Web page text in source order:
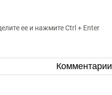
ее и нажмите Ctrl + Enter
Комментарии